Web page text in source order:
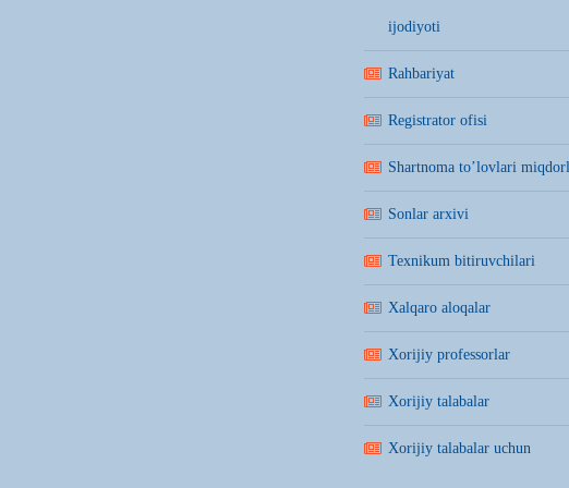
ijodiyoti
Rahbariyat
Registrator ofisi
Shartnoma to’lovlari
Sonlar arxivi
Texnikum bitiruvchilari
Xalqaro aloqalar
Xorijiy professorlar
Xorijiy talabalar
Xorijiy talabalar uchun